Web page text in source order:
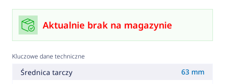
Aktualnie brak na magazynie
Kluczowe dane techniczne
Średnica tarczy 63 mm